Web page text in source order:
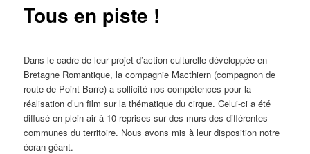
Tous en piste !
Dans le cadre de leur projet d’action culturelle développée en
Bretagne Romantique, la compagnie Macthiern (compagnon de
route de Point Barre) a sollicité nos compétences pour la
réalisation d’un film sur la thématique du cirque. Celui-ci a été
diffusé en plein air à 10 reprises sur des murs des différentes
communes du territoire. Nous avons mis à leur disposition notre
écran géant.